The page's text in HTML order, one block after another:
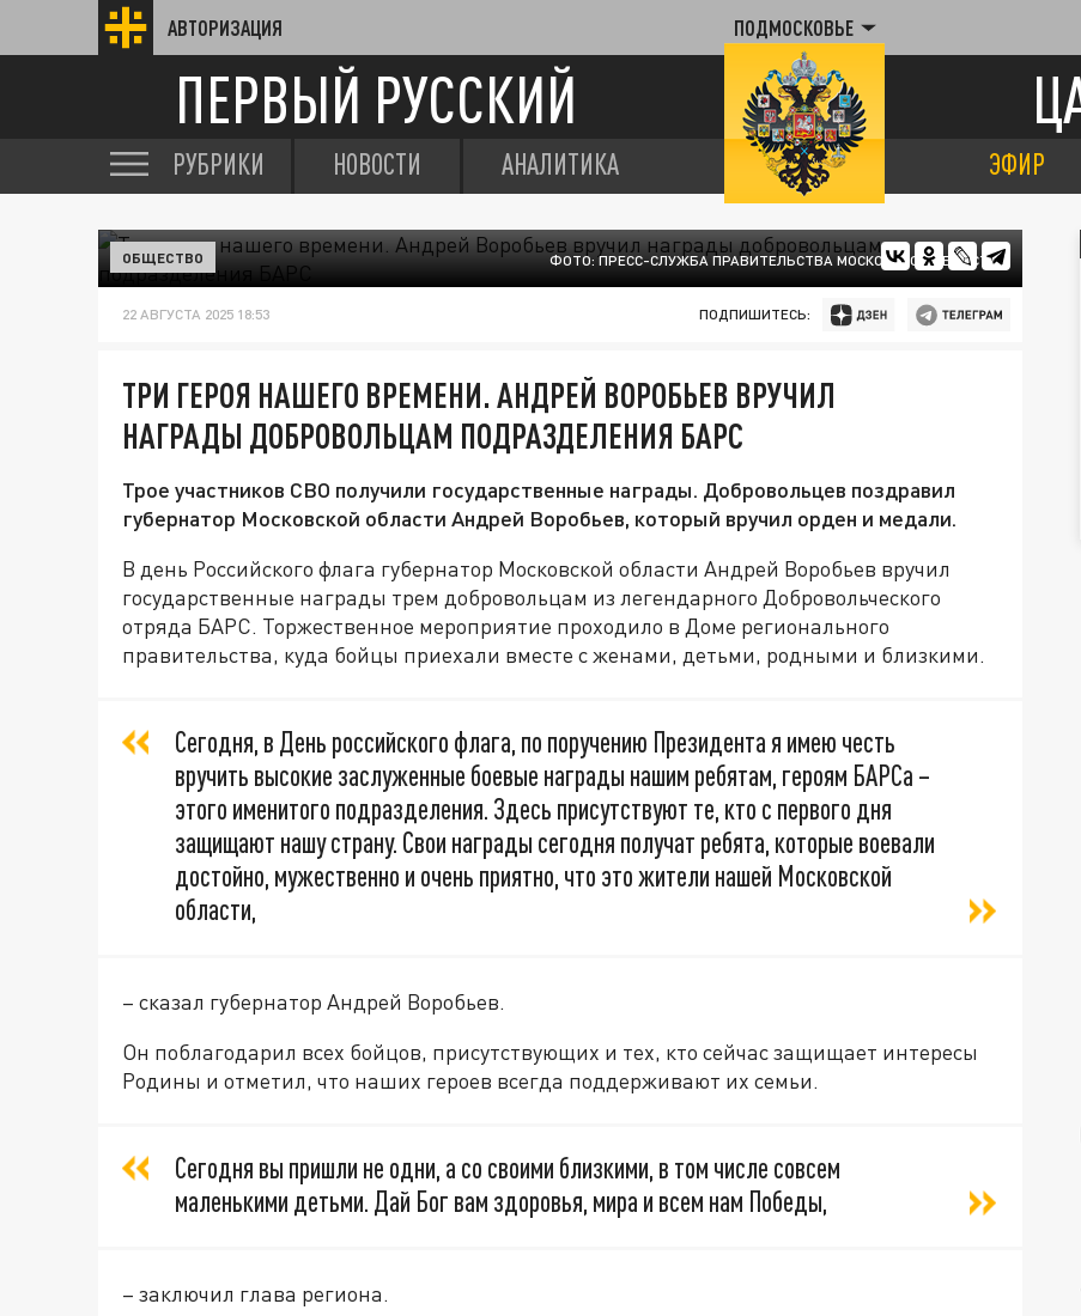
АВТОРИЗАЦИЯ ПОДМОСКОВЬЕ
ПЕРВЫЙ РУССКИЙ
РУБРИКИ НОВОСТИ АНАЛИТИКА ЭФИР
ФОТО: ПРЕСС-СЛУЖБА ПРАВИТЕЛЬСТВА МОСКОВСКОЙ ОБЛАСТИ
ОБЩЕСТВО
22 АВГУСТА 2025 18:53 ПОДПИШИТЕСЬ:
ТРИ ГЕРОЯ НАШЕГО ВРЕМЕНИ. АНДРЕЙ ВОРОБЬЕВ ВРУЧИЛ
НАГРАДЫ ДОБРОВОЛЬЦАМ ПОДРАЗДЕЛЕНИЯ БАРС
Трое участников СВО получили государственные награды. Добровольцев поздравил
губернатор Московской области Андрей Воробьев, который вручил орден и медали.
В день Российского флага губернатор Московской области Андрей Воробьев вручил
государственные награды трем добровольцам из легендарного Добровольческого
отряда БАРС. Торжественное мероприятие проходило в Доме регионального
правительства, куда бойцы приехали вместе с женами, детьми, родными и близкими.
Сегодня, в День российского флага, по поручению Президента я имею честь
вручить высокие заслуженные боевые награды нашим ребятам, героям БАРСа –
этого именитого подразделения. Здесь присутствуют те, кто с первого дня
защищают нашу страну. Свои награды сегодня получат ребята, которые воевали
достойно, мужественно и очень приятно, что это жители нашей Московской
области,
– сказал губернатор Андрей Воробьев.
Он поблагодарил всех бойцов, присутствующих и тех, кто сейчас защищает интересы
Родины и отметил, что наших героев всегда поддерживают их семьи.
Сегодня вы пришли не одни, а со своими близкими, в том числе совсем
маленькими детьми. Дай Бог вам здоровья, мира и всем нам Победы,
– заключил глава региона.